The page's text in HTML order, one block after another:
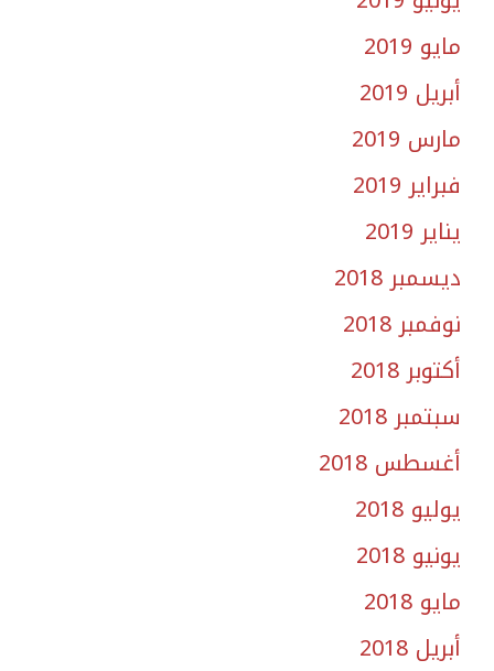
مايو 2019
أبريل 2019
مارس 2019
فبراير 2019
يناير 2019
ديسمبر 2018
نوفمبر 2018
أكتوبر 2018
سبتمبر 2018
أغسطس 2018
يوليو 2018
يونيو 2018
مايو 2018
أبريل 2018